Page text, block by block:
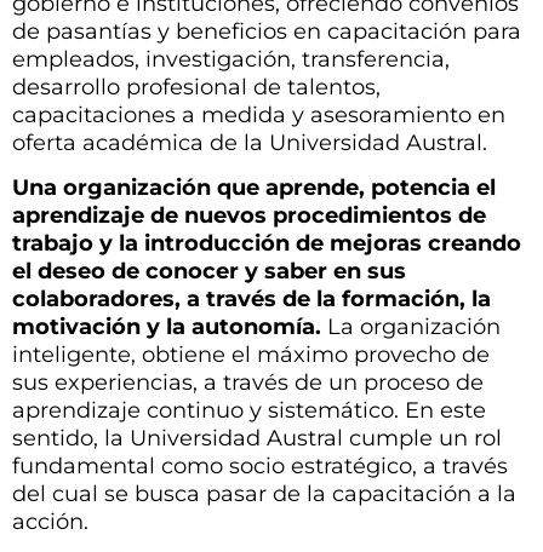
de pasantías y beneficios en capacitación para
empleados, investigación, transferencia,
desarrollo profesional de talentos,
capacitaciones a medida y asesoramiento en
oferta académica de la Universidad Austral.
Una organización que aprende, potencia el
aprendizaje de nuevos procedimientos de
trabajo y la introducción de mejoras creando
el deseo de conocer y saber en sus
colaboradores, a través de la formación, la
motivación y la autonomía. La organización
inteligente, obtiene el máximo provecho de
sus experiencias, a través de un proceso de
aprendizaje continuo y sistemático. En este
sentido, la Universidad Austral cumple un rol
fundamental como socio estratégico, a través
del cual se busca pasar de la capacitación a la
acción.